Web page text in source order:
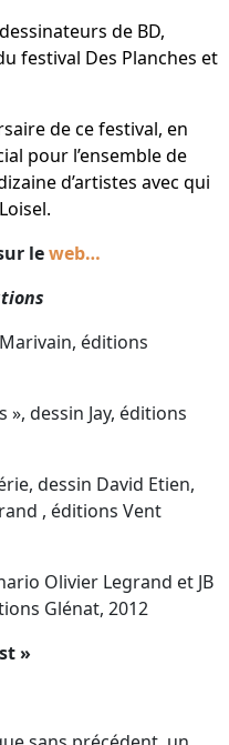
de BD,
festival Des Planches et
de ce festival, en
pour l’ensemble de
d’artistes avec qui
.
leweb…
éditions
», dessin Jay, éditions
dessin David Etien,
, éditions Vent
Olivier Legrand et JB
Glénat, 2012
»